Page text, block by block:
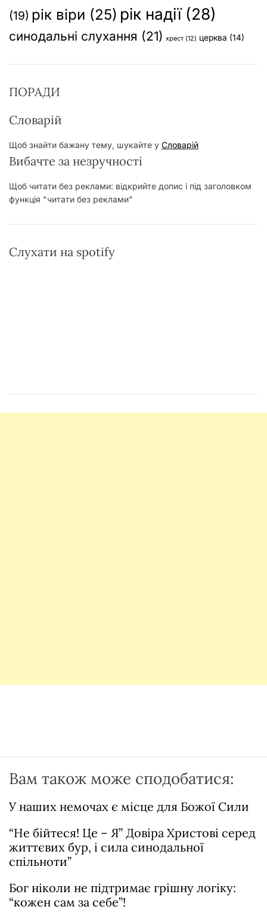
(19) рік віри (25) рік надії(28)
синодальні слухання (21) хрест (12) церква (14)
ПОРАДИ
Словарій
Щоб знайти бажану тему, шукайте у Словарій
Вибачте за незручності
Щоб читати без реклами: відкрийте допис і під заголовком
функція "читати без реклами"
Слухати на spotify
Вам також може сподобатися:
У наших немочах є місце для Божої Сили
“Не бійтеся! Це – Я” Довіра Христові серед
життєвих бур, і сила синодальної
спільноти”
Бог ніколи не підтримає грішну логіку:
“кожен сам за себе”!